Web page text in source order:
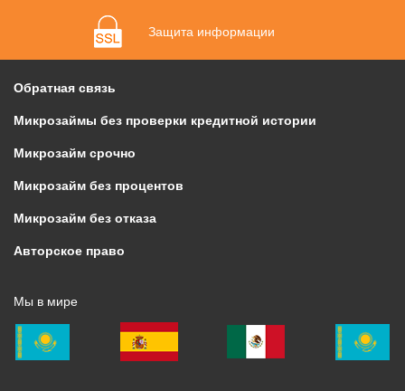
Защита информации
Обратная связь
Микрозаймы без проверки кредитной истории
Микрозайм срочно
Микрозайм без процентов
Микрозайм без отказа
Авторское право
Мы в мире